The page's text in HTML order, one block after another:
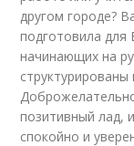
другом городе?
подготовила для
начинающих на
позитивный лад,
спокойно и